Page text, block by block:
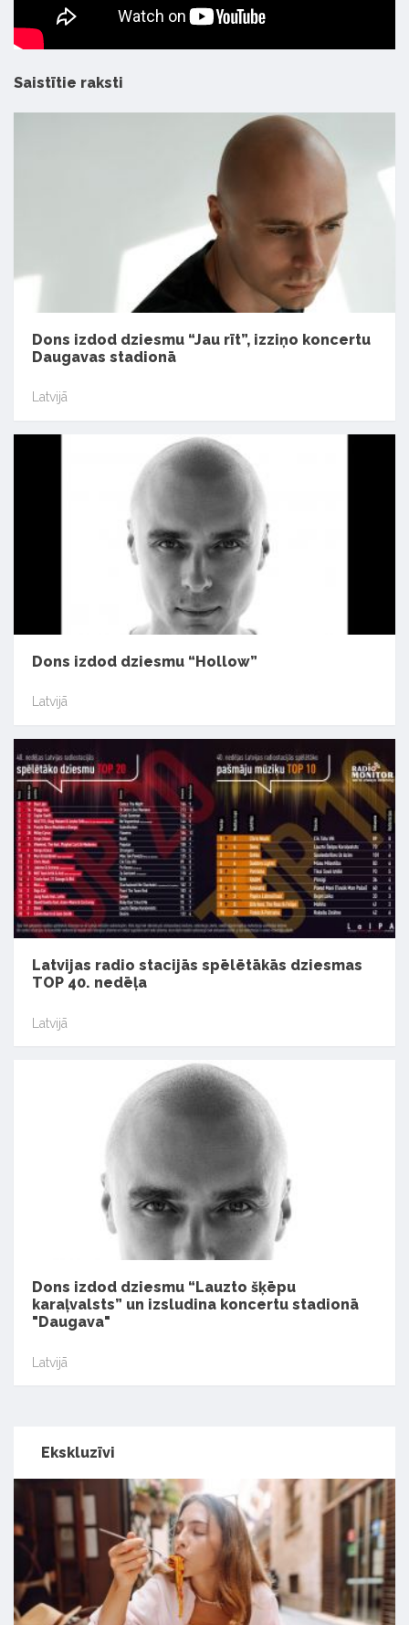
Saistītie raksti
Dons izdod dziesmu “Jau rīt”, izziņo koncertu
Daugavas stadionā
Latvijā
Dons izdod dziesmu “Hollow”
Latvijā
Latvijas radio stacijās spēlētākās dziesmas
TOP 40. nedēļa
Latvijā
Dons izdod dziesmu “Lauzto šķēpu
karaļvalsts” un izsludina koncertu stadionā
"Daugava"
Latvijā
Ekskluzīvi